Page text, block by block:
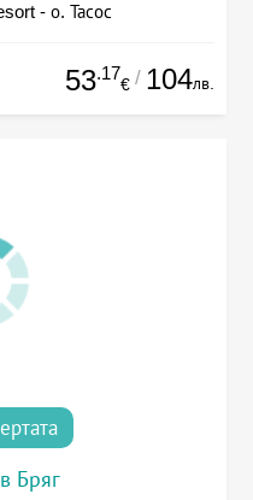
- о. Тасос
53.17
€ / 104лв.
Бряг